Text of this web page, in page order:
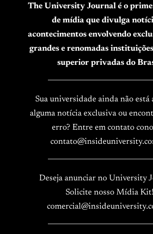
The University Journal é o
de mídia que divulga
acontecimentos envolvendo
grandes e renomadas
superior privadas do
Sua universidade ainda não está
alguma notícia exclusiva ou
erro? Entre em contato
Deseja anunciar no University
Solicite nosso Mídia Kit!